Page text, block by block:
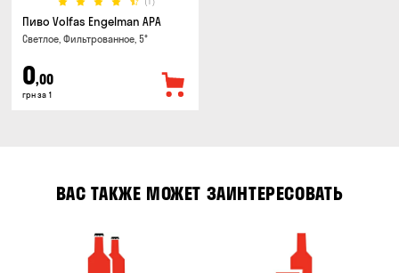
Пиво Volfas Engelman APA
Светлое, Фильтрованное, 5°
0,00
грн за 1
ВАС ТАКЖЕ МОЖЕТ ЗАИНТЕРЕСОВАТЬ